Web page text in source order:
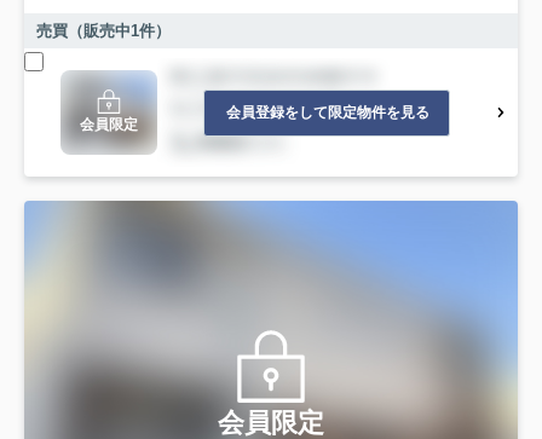
売買（販売中1件）
会員限定
会員登録をして限定物件を見る
会員限定